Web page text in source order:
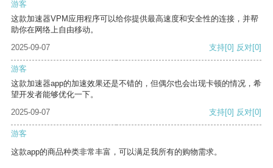
游客
这款加速器VPM应用程序可以给你提供最高速度和安全性的连接，并帮
助你在网络上自由移动。
2025-09-07
支持[0] 反对[0]
游客
这款加速器app的加速效果还是不错的，但偶尔也会出现卡顿的情况，希
望开发者能够优化一下。
2025-09-07
支持[0] 反对[0]
游客
这款app的商品种类非常丰富，可以满足我所有的购物需求。